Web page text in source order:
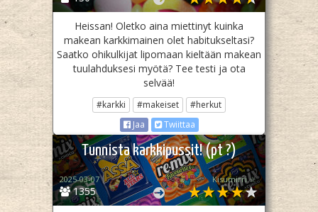
Heissan! Oletko aina miettinyt kuinka
makean karkkimainen olet habitukseltasi?
Saatko ohikulkijat lipomaan kieltään makean
tuulahduksesi myötä? Tee testi ja ota
selvää!
#karkki #makeiset
#herkut
Jaa
Twiittaa
Tunnista karkkipussit! (pt ?)
1355
2025-03-07 Kisumirri ☆